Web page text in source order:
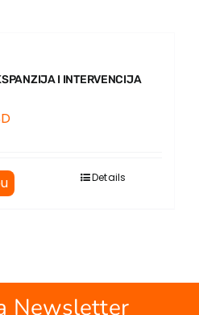
I INTERVENCIJA
Details
Newsletter